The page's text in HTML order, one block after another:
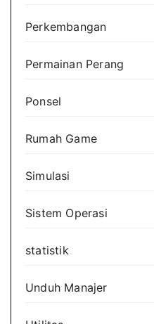
Perkembangan
Permainan Perang
Ponsel
Rumah Game
Simulasi
Sistem Operasi
statistik
Unduh Manajer